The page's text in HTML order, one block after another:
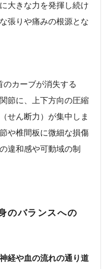
大きな力を発揮し続け
張りや痛みの根源とな
のカーブが消失する
節に、上下方向の圧縮
せん断力）が集中しま
や椎間板に微細な損傷
違和感や可動域の制
のバランスへの
経や血の流れの通り道